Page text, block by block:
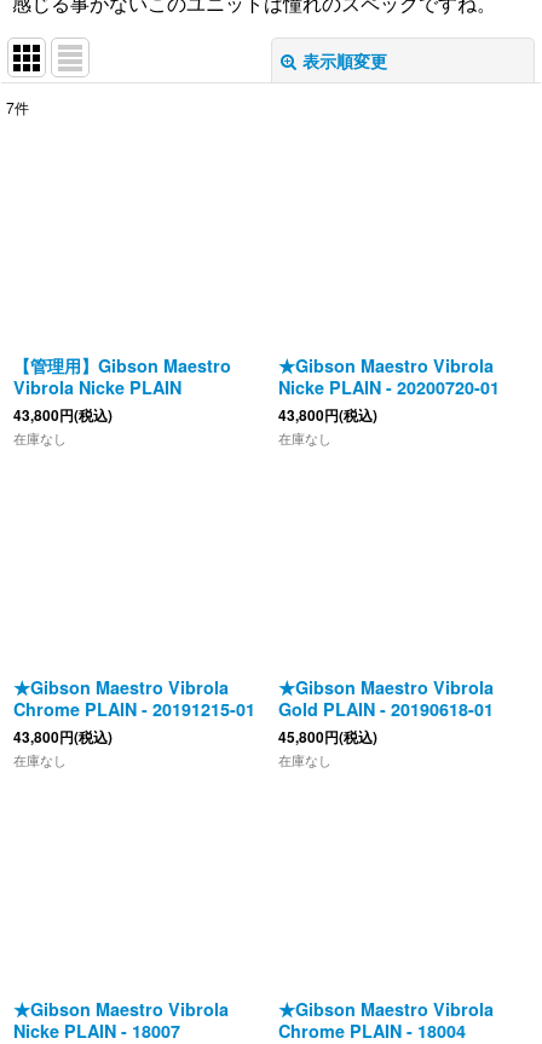
表示順変更
7件
【管理用】Gibson Maestro
Vibrola Nicke PLAIN
43,800円(税込)
在庫なし
★Gibson Maestro Vibrola
Nicke PLAIN - 20200720-01
43,800円(税込)
在庫なし
★Gibson Maestro Vibrola
Chrome PLAIN - 20191215-01
43,800円(税込)
在庫なし
★Gibson Maestro Vibrola
Gold PLAIN - 20190618-01
45,800円(税込)
在庫なし
★Gibson Maestro Vibrola
Nicke PLAIN - 18007
★Gibson Maestro Vibrola
Chrome PLAIN - 18004